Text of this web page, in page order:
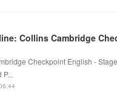
Collins Cambridge
Checkpoint English -
P...